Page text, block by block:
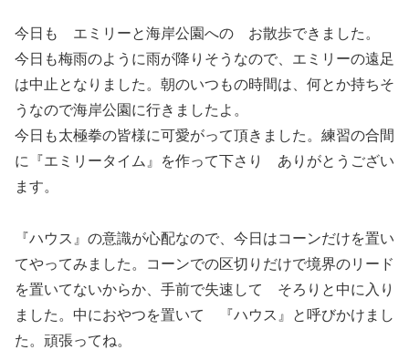
今日も エミリーと海岸公園への お散歩できました。
今日も梅雨のように雨が降りそうなので、エミリーの遠足
は中止となりました。朝のいつもの時間は、何とか持ちそ
うなので海岸公園に行きましたよ。
今日も太極拳の皆様に可愛がって頂きました。練習の合間
に『エミリータイム』を作って下さり ありがとうござい
ます。
『ハウス』の意識が心配なので、今日はコーンだけを置い
てやってみました。コーンでの区切りだけで境界のリード
を置いてないからか、手前で失速して そろりと中に入り
ました。中におやつを置いて 『ハウス』と呼びかけまし
た。頑張ってね。